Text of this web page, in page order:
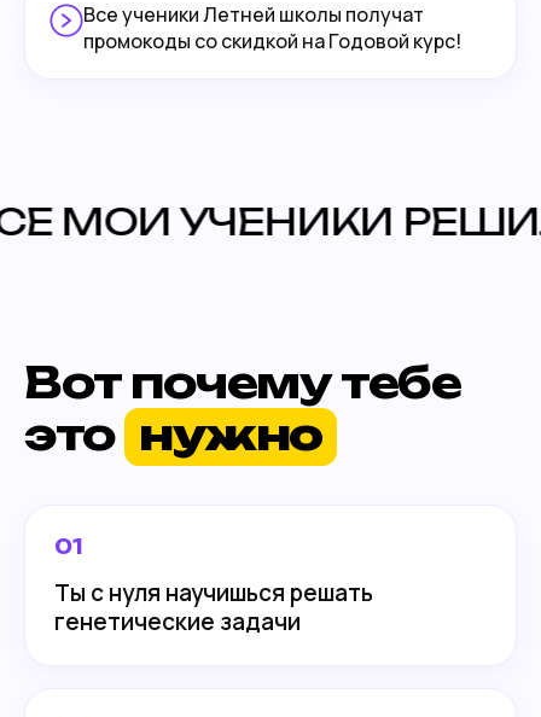
Все ученики Летней школы получат
промокоды со скидкой на Годовой курс!
УЧЕНИКИ РЕШИЛИ
Вот почему тебе
это нужно
01
Ты с нуля научишься решать
генетические задачи